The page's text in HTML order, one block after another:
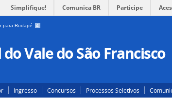
Simplifique! Comunica BR Participe
para Rodapé 4
Vale do São Francisco
Ingresso Concursos Processos Seletivos